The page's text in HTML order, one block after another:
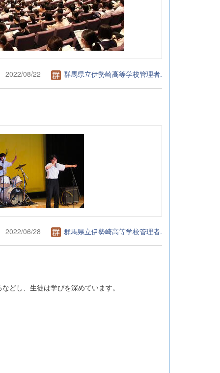
2022/08/22 群馬県立伊勢崎高等学校管理者.
2022/06/28 群馬県立伊勢崎高等学校管理者.
どし、生徒は学びを深めています。